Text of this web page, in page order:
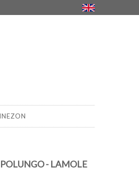
- LAMOLE